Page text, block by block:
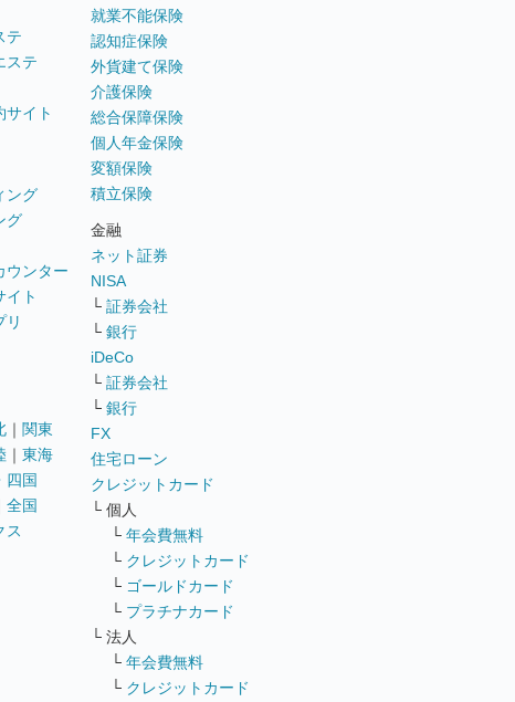
テ
ステ
サイト
ング
グ
ウンター
イト
リ
｜ 関東
｜ 東海
四国
全国
ス
就業不能保険
認知症保険
外貨建て保険
介護保険
総合保障保険
個人年金保険
変額保険
積立保険
金融
ネット証券
NISA
└ 証券会社
└ 銀行
iDeCo
└ 証券会社
└ 銀行
FX
住宅ローン
クレジットカード
└ 個人
└ 年会費無料
└ クレジットカード
└ ゴールドカード
└ プラチナカード
└ 法人
└ 年会費無料
└ クレジットカード